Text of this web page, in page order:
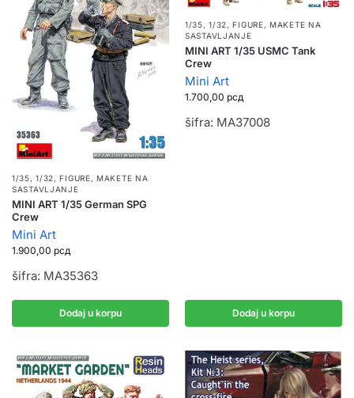
1/35, 1/32,FIGURE,MAKETE NA
SASTAVLJANJE
MINI ART 1/35 German SPG
Crew
Mini Art
1.900,00 рсд
šifra: MA35363
Dodaj u korpu
1/35, 1/32,FIGURE,MAKETE NA
SASTAVLJANJE
MINI ART 1/35 USMC Tank
Crew
Mini Art
1.700,00 рсд
šifra: MA37008
Dodaj u korpu